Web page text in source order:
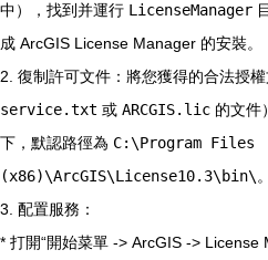
中），找到并運行 LicenseManager
成 ArcGIS License Manager 的安裝。
2. 復制許可文件：將您獲得的合法授
service.txt 或 ARCGIS.lic 的文件
下，默認路徑為 C:\Program Files
(x86)\ArcGIS\License10.3\bin\。
3. 配置服務：
* 打開“開始菜單 -> ArcGIS ->